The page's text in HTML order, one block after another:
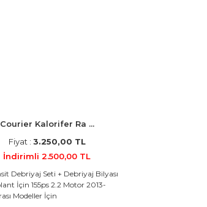
Courier Kalorifer Ra ...
Fiyat : 3.250,00 TL
İndirimli 2.500,00 TL